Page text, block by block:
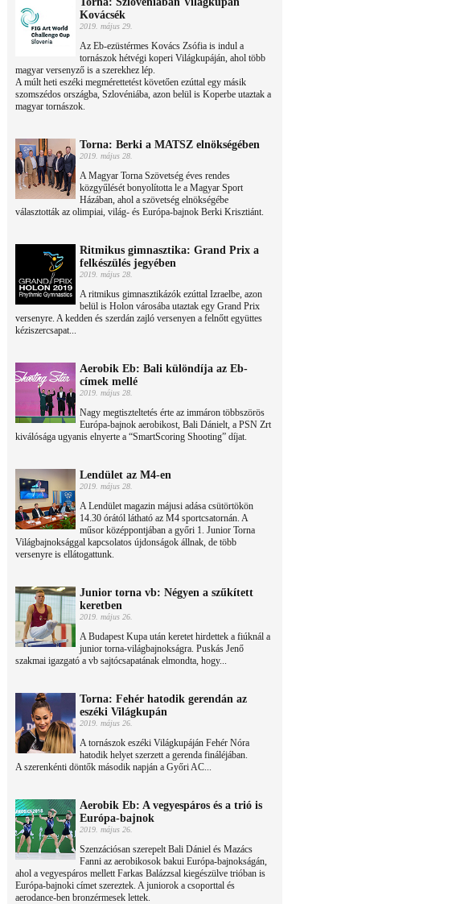
Kovácsék
2019. május 29.
Az Eb-ezüstérmes Kovács Zsófia is indul a
tornászok hétvégi koperi Világkupáján, ahol több
magyar versenyző is a szerekhez lép.
A múlt heti eszéki megmérettetést követően ezúttal egy másik
szomszédos országba, Szlovéniába, azon belül is Koperbe utaztak a
magyar tornászok.
Torna: Berki a MATSZ elnökségében
2019. május 28.
A Magyar Torna Szövetség éves rendes
közgyűlését bonyolította le a Magyar Sport
Házában, ahol a szövetség elnökségébe
választották az olimpiai, világ- és Európa-bajnok Berki Krisztiánt.
Ritmikus gimnasztika: Grand Prix a
felkészülés jegyében
2019. május 28.
A ritmikus gimnasztikázók ezúttal Izraelbe, azon
belül is Holon városába utaztak egy Grand Prix
versenyre. A kedden és szerdán zajló versenyen a felnőtt együttes
kéziszercsapat...
Aerobik Eb: Bali különdíja az Eb-
címek mellé
2019. május 28.
Nagy megtiszteltetés érte az immáron többszörös
Európa-bajnok aerobikost, Bali Dánielt, a PSN Zrt
kiválósága ugyanis elnyerte a “SmartScoring Shooting” díjat.
Lendület az M4-en
2019. május 28.
A Lendület magazin májusi adása csütörtökön
14.30 órától látható az M4 sportcsatornán. A
műsor középpontjában a győri 1. Junior Torna
Világbajnoksággal kapcsolatos újdonságok állnak, de több
versenyre is ellátogattunk.
Junior torna vb: Négyen a szűkített
keretben
2019. május 26.
A Budapest Kupa után keretet hirdettek a fiúknál a
junior torna-világbajnokságra. Puskás Jenő
szakmai igazgató a vb sajtócsapatának elmondta, hogy...
Torna: Fehér hatodik gerendán az
eszéki Világkupán
2019. május 26.
A tornászok eszéki Világkupáján Fehér Nóra
hatodik helyet szerzett a gerenda fináléjában.
A szerenkénti döntők második napján a Győri AC...
Aerobik Eb: A vegyespáros és a trió is
Európa-bajnok
2019. május 26.
Szenzációsan szerepelt Bali Dániel és Mazács
Fanni az aerobikosok bakui Európa-bajnokságán,
ahol a vegyespáros mellett Farkas Balázzsal kiegészülve trióban is
Európa-bajnoki címet szereztek. A juniorok a csoporttal és
aerodance-ben bronzérmesek lettek.